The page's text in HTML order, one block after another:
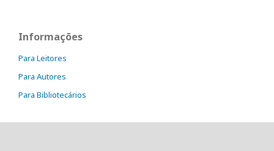
Informações
Para Leitores
Para Autores
Para Bibliotecários